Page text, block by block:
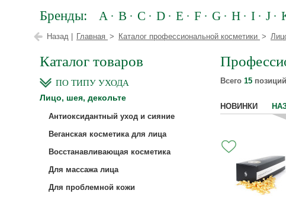
Бренды: A B C D E F G H I J
Назад | Главная Каталог профессиональной косметики
Всего 15
НОВИНКИ
Каталог товаров
ПО ТИПУ УХОДА
Лицо, шея, декольте
Антиоксидантный уход и сияние
Веганская косметика для лица
Восстанавливающая косметика
Для массажа лица
Для проблемной кожи